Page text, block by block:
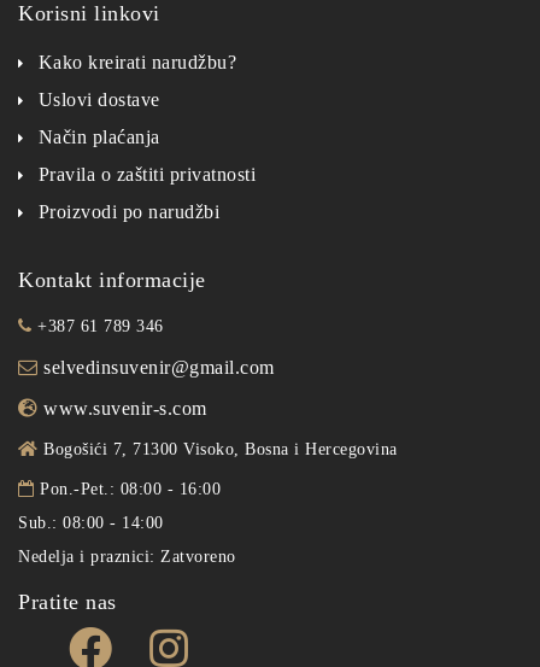
Korisni linkovi
Kako kreirati narudžbu?
Uslovi dostave
Način plaćanja
Pravila o zaštiti privatnosti
Proizvodi po narudžbi
Kontakt informacije
+387 61 789 346
selvedinsuvenir@gmail.com
www.suvenir-s.com
Bogošići 7, 71300 Visoko, Bosna i Hercegovina
Pon.-Pet.: 08:00 - 16:00
Sub.: 08:00 - 14:00
Nedelja i praznici: Zatvoreno
Pratite nas